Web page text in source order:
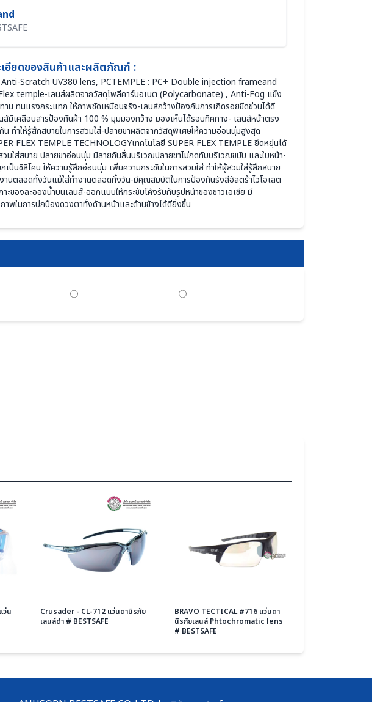
เอียดของสินค้าและผลิตภัณฑ์ :
Anti-Scratch UV380 lens, PCTEMPLE : PC+ Double injection frameand
temple-เลนส์ผลิตจากวัสดุโพลีคาร์บอเนต (Polycarbonate) , Anti-Fog แข็ง
าน ทนแรงกระแทก ให้ภาพชัดเหมือนจริง-เลนส์กว้างป้องกันการเกิดรอยขีดข่วนได้ดี
ส์มีเคลือบสารป้องกันฝ้า 100 % มุมมองกว้าง มองเห็นได้รอบทิศทาง- เลนส์หน้าตรง
น ทำให้รู้สึกสบายในการสวมใส่-ปลายขาผลิตจากวัสดุพิเศษให้ความอ่อนนุ่มสูงสุด
FLEX TEMPLE TECHNOLOGYเทคโนโลยี SUPER FLEX TEMPLE ยึดหยุ่นได้
วมใส่สบาย ปลายขาอ่อนนุ่ม มีลายกันลื่นบริเวณปลายขาไม่กดทับบริเวณขมับ และใบหน้า-
เป็นซิลิโคน ให้ความรู้สึกอ่อนนุ่ม เพิ่มความกระชับในการสวมใส่ ทำให้ผู้สวมใส่รู้สึกสบาย
านตลอดทั้งวันแม้ใส่ทำงานตลอดทั้งวัน-มีคุณสมบัติในการป้องกันรังสีอัลตร้าไวโอเลต
าะของละอองน้ำบนเลนส์-ออกแบบให้กระชับโค้งรับกับรูปหน้าของชาวเอเชีย มี
าพในการปกป้องดวงตาทั้งด้านหน้าและด้านข้างได้ดียิ่งขึ้น
ว่น
Crusader - CL-712 แว่นตานิรภัย
เลนส์ดำ # BESTSAFE
BRAVO TECTICAL #716 แว่นตา
นิรภัยเลนส์ Phtochromatic lens
# BESTSAFE